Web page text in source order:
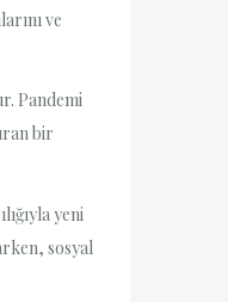
ve
Pandemi
bir
yeni
sosyal